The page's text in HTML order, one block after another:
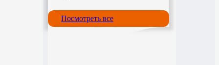
Посмотреть все